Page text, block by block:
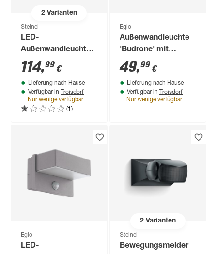
2Varianten
Steinel
LED-
Außenwandleuchte
'L 240 S' mit
Bewegungssensor
9,3 W 946 lm
warmweiß IP 44 16,5
x 8,1 x 30,5 cm
114,99 €
Lieferung nach Hause
Verfügbar in Troisdorf
Nur wenige verfügbar
(1)
Eglo
Außenwandleuchte
'Budrone' mit
Bewegungssensor
40 W IP 44 12 x 12 x
27 cm
49,99 €
Lieferung nach Hause
Verfügbar in Troisdorf
Nur wenige verfügbar
Eglo
LED-
2Varianten
Steinel
Bewegungsmelder